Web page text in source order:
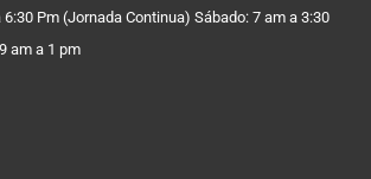
6:30 Pm (Jornada Continua) Sábado: 7 am a 3:30
am a 1 pm